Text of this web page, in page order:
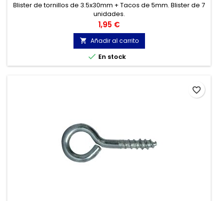
Blister de tornillos de 3.5x30mm + Tacos de 5mm. Blister de 7
unidades.
Precio
1,95 €
 Añadir al carrito
 En stock
favorite_border